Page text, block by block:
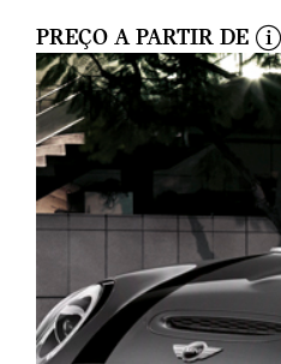
PREÇO A PARTIR DE
i
n